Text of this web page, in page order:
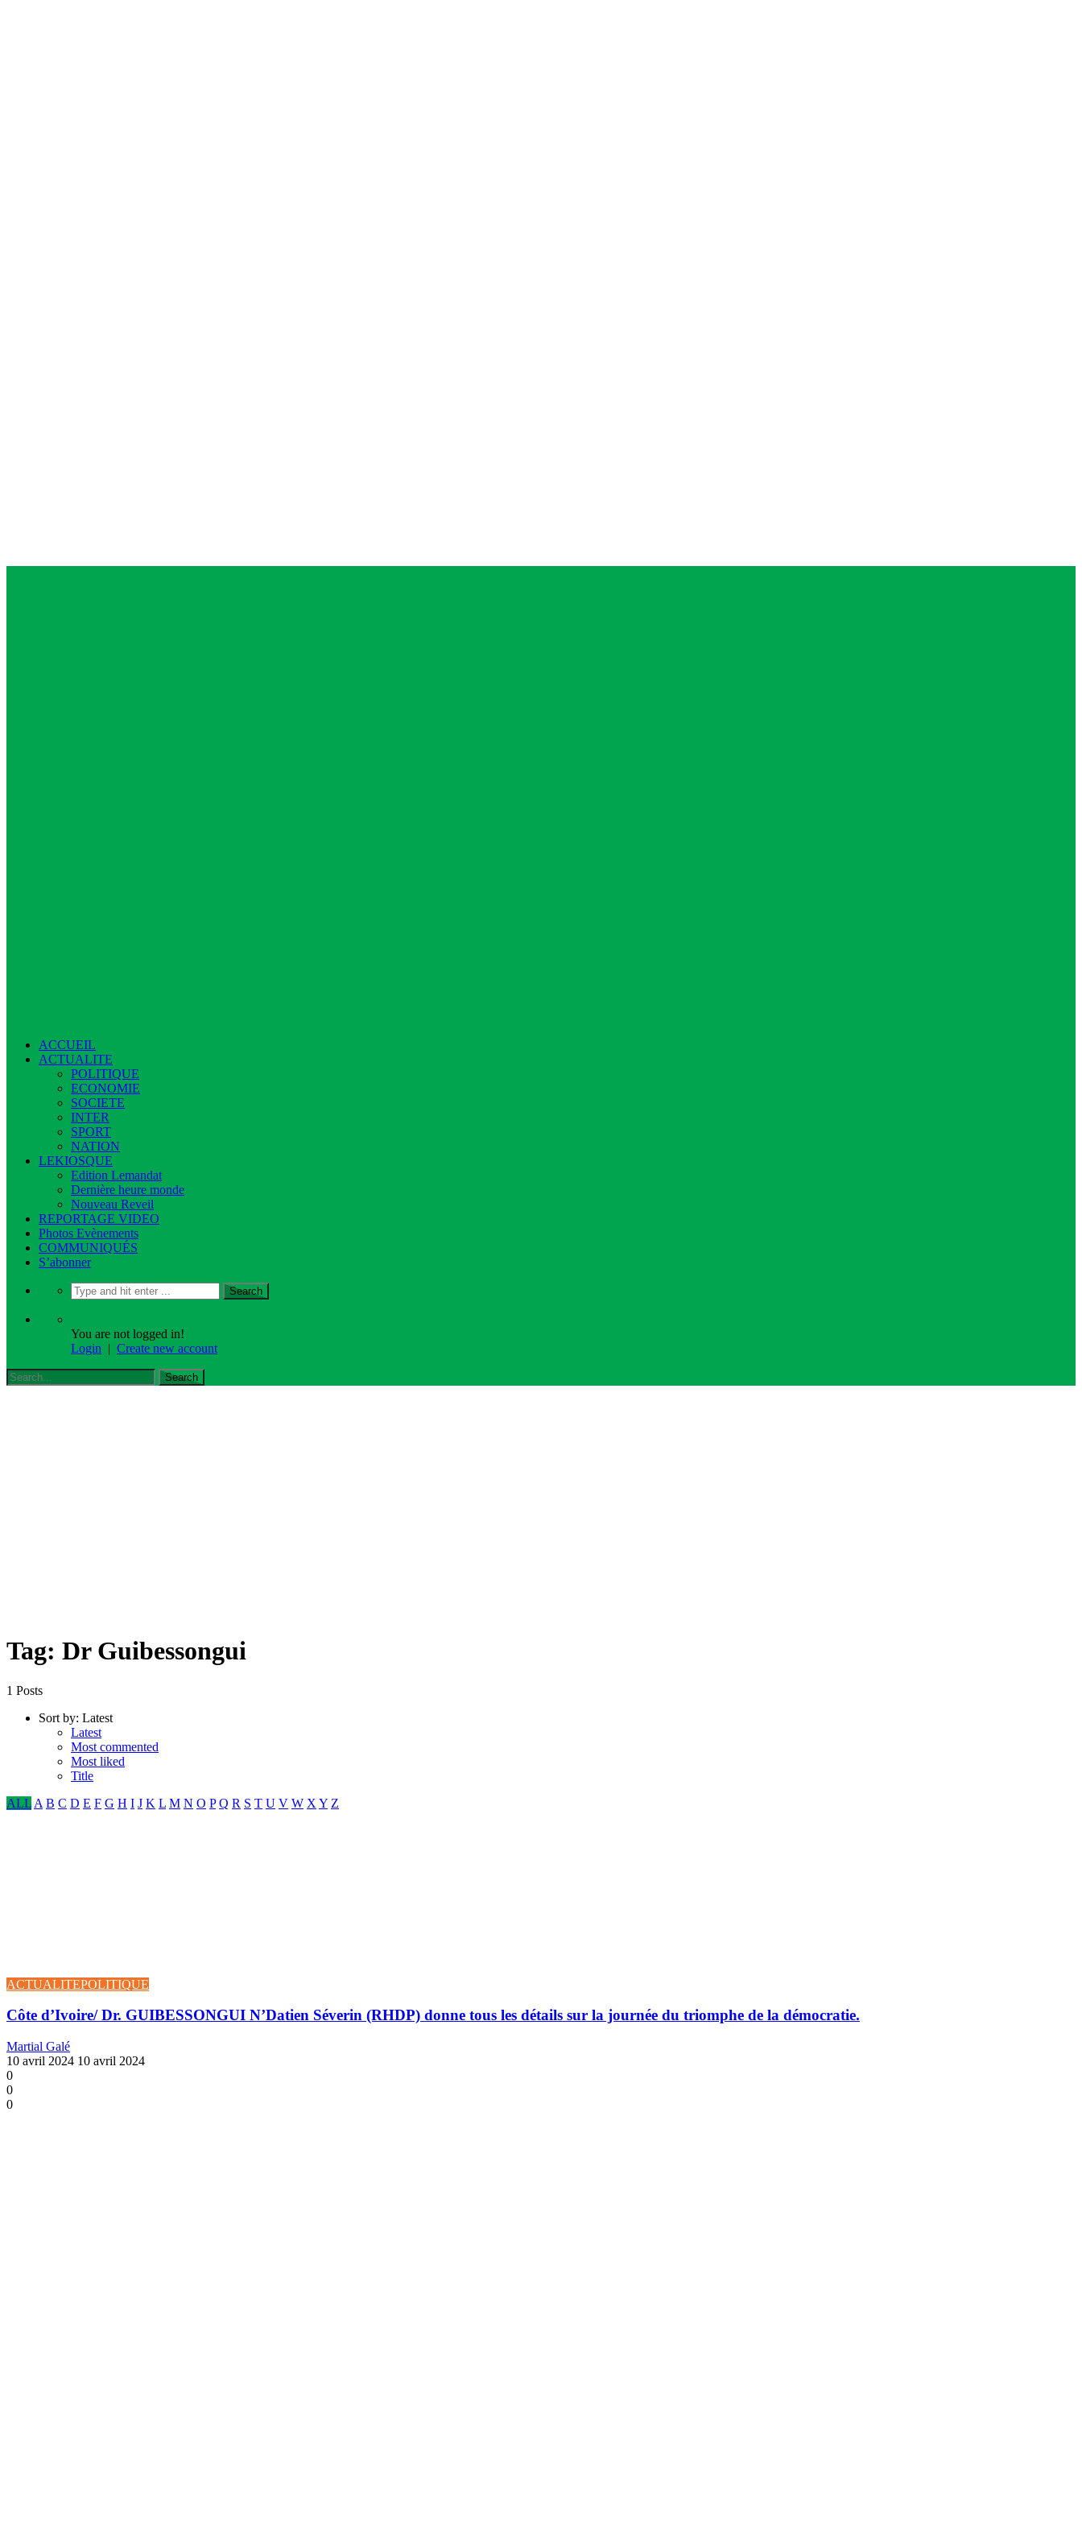
ACCUEIL
ACTUALITE
POLITIQUE
ECONOMIE
SOCIETE
INTER
SPORT
NATION
LEKIOSQUE
Edition Lemandat
Dernière heure monde
Nouveau Reveil
REPORTAGE VIDEO
Photos Evènements
COMMUNIQUÉS
S’abonner
You are not logged in!
Login | Create new account
Tag: Dr Guibessongui
1 Posts
Sort by: Latest
Latest
Most commented
Most liked
Title
ALL A B C D E F G H I J K L M N O P Q R S T U V W X Y Z
ACTUALITEPOLITIQUE
Côte d’Ivoire/ Dr. GUIBESSONGUI N’Datien Séverin (RHDP) donne tous les détails sur la journée du triomphe de la démocratie.
Martial Galé
10 avril 2024 10 avril 2024
0
0
0